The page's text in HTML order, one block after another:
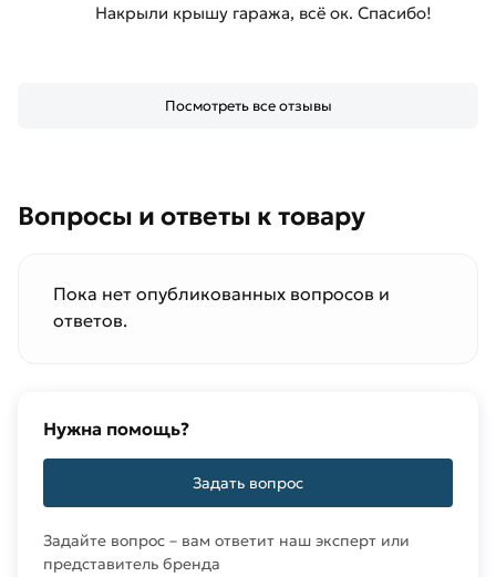
Накрыли крышу гаража, всё ок. Спасибо!
Посмотреть все отзывы
Вопросы и ответы к товару
Пока нет опубликованных вопросов и
ответов.
Нужна помощь?
Задать вопрос
Задайте вопрос – вам ответит наш эксперт или
представитель бренда